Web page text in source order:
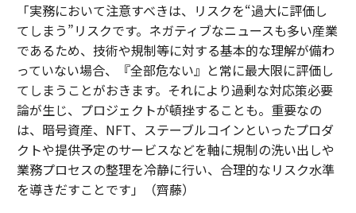
「実務において注意すべきは、リスクを“過大に評価し
てしまう”リスクです。ネガティブなニュースも多い産業
であるため、技術や規制等に対する基本的な理解が備わ
っていない場合、『全部危ない』と常に最大限に評価し
てしまうことがおきます。それにより過剰な対応策必要
論が生じ、プロジェクトが頓挫することも。重要なの
は、暗号資産、NFT、ステーブルコインといったプロダ
クトや提供予定のサービスなどを軸に規制の洗い出しや
業務プロセスの整理を冷静に行い、合理的なリスク水準
を導きだすことです」（齊藤）